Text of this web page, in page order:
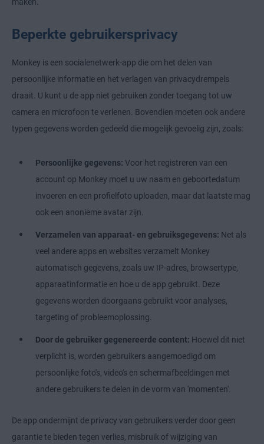
Beperkte gebruikersprivacy
Monkey is een socialenetwerk-app die om het delen van
persoonlijke informatie en het verlagen van privacydrempels
draait. U kunt u de app niet gebruiken zonder toegang tot uw
camera en microfoon te verlenen. Bovendien moeten ook andere
typen gegevens worden gedeeld die mogelijk gevoelig zijn, zoals:
Persoonlijke gegevens: Voor het registreren van een
account op Monkey moet u uw naam en geboortedatum
invoeren en een profielfoto uploaden, maar dat laatste mag
ook een anonieme avatar zijn.
Verzamelen van apparaat- en gebruiksgegevens: Net als
veel andere apps en websites verzamelt Monkey
automatisch gegevens, zoals uw IP-adres, browsertype,
apparaatinformatie en hoe u de app gebruikt. Deze
gegevens worden doorgaans gebruikt voor analyses,
targeting of probleemoplossing.
Door de gebruiker gegenereerde content: Hoewel dit niet
verplicht is, worden gebruikers aangemoedigd om
persoonlijke foto's, video's en schermafbeeldingen met
andere gebruikers te delen in de vorm van 'momenten'.
De app ondermijnt de privacy van gebruikers verder door geen
garantie te bieden tegen verlies, misbruik of wijziging van